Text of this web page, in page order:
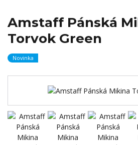
Amstaff Pánská
Torvok Green
Novinka